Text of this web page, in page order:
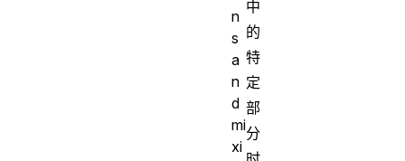
中
的
特
定
部
分
n
s
a
n
d
mi
xi